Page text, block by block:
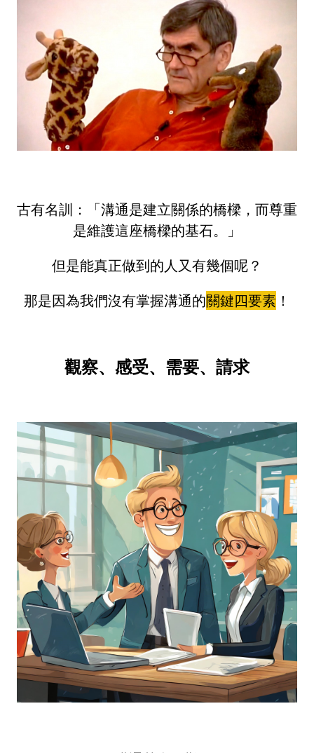
古有名訓：「溝通是建立關係的橋樑，而尊重
是維護這座橋樑的基石。」
但是能真正做到的人又有幾個呢？
那是因為我們沒有掌握溝通的關鍵四要素 ！
觀察、感受、需要、請求